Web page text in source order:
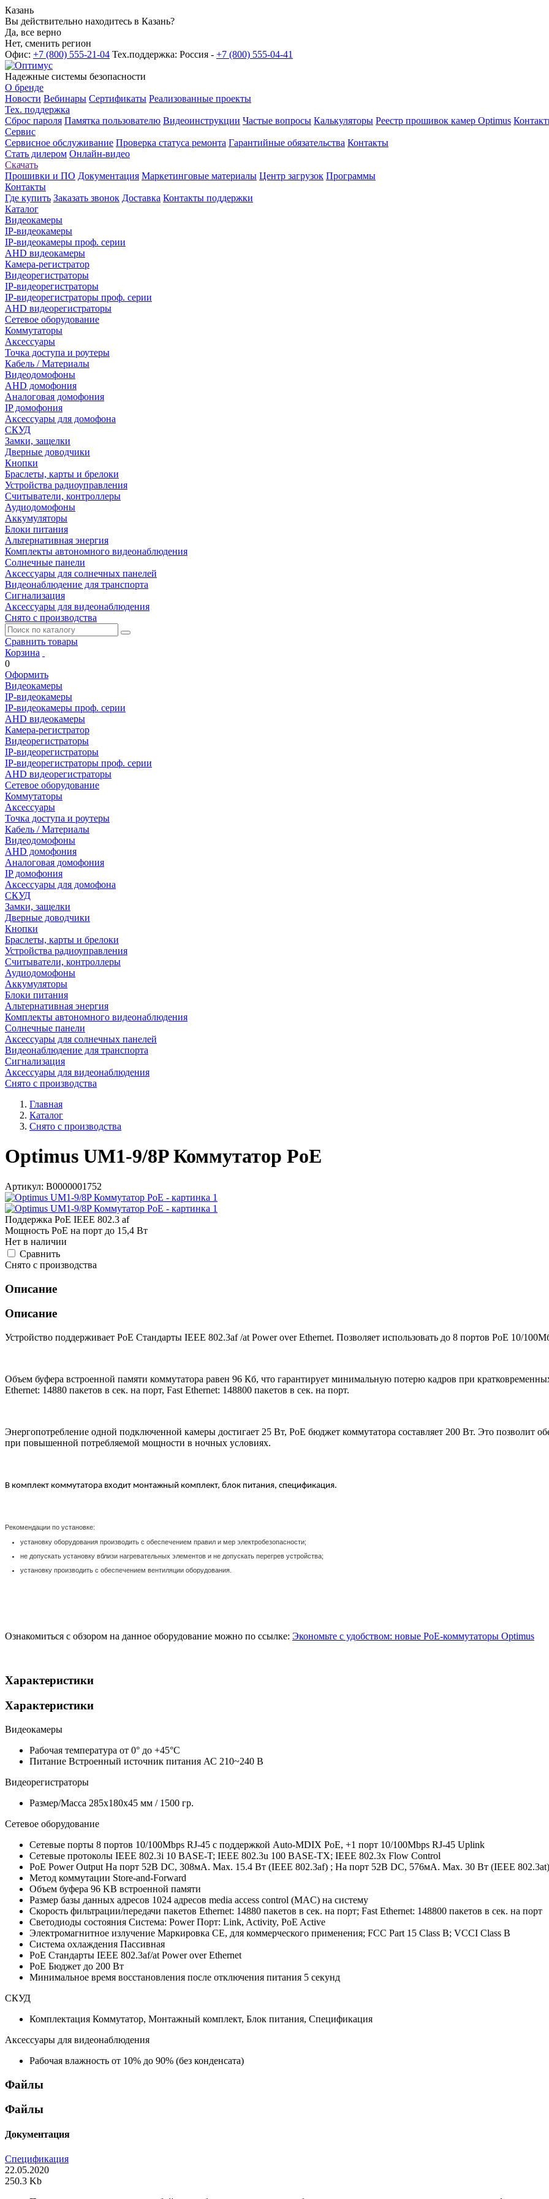
Казань
Вы действительно находитесь в Казань?
Да, все верно
Нет, сменить регион
Офис: +7 (800) 555-21-04 Тех.поддержка: Россия - +7 (800) 555-04-41
Надежные системы безопасности
О бренде
Новости Вебинары Сертификаты Реализованные проекты
Тех. поддержка
Сброс пароля Памятка пользователю Видеоинструкции Частые вопросы Калькуляторы Реестр прошивок камер Optimus
Сервис
Сервисное обслуживание Проверка статуса ремонта Гарантийные обязательства Контакты
Стать дилером Онлайн-видео
Скачать
Прошивки и ПО Документация Маркетинговые материалы Центр загрузок Программы
Контакты
Где купить Заказать звонок Доставка Контакты поддержки
Каталог
Видеокамеры
IP-видеокамеры
IP-видеокамеры проф. серии
AHD видеокамеры
Камера-регистратор
Видеорегистраторы
IP-видеорегистраторы
IP-видеорегистраторы проф. серии
AHD видеорегистраторы
Сетевое оборудование
Коммутаторы
Аксессуары
Точка доступа и роутеры
Кабель / Материалы
Видеодомофоны
AHD домофония
Аналоговая домофония
IP домофония
Аксессуары для домофона
СКУД
Замки, защелки
Дверные доводчики
Кнопки
Браслеты, карты и брелоки
Устройства радиоуправления
Считыватели, контроллеры
Аудиодомофоны
Аккумуляторы
Блоки питания
Альтернативная энергия
Комплекты автономного видеонаблюдения
Солнечные панели
Аксессуары для солнечных панелей
Видеонаблюдение для транспорта
Сигнализация
Аксессуары для видеонаблюдения
Снято с производства
Сравнить товары
Корзина
0
Оформить
Видеокамеры
IP-видеокамеры
IP-видеокамеры проф. серии
AHD видеокамеры
Камера-регистратор
Видеорегистраторы
IP-видеорегистраторы
IP-видеорегистраторы проф. серии
AHD видеорегистраторы
Сетевое оборудование
Коммутаторы
Аксессуары
Точка доступа и роутеры
Кабель / Материалы
Видеодомофоны
AHD домофония
Аналоговая домофония
IP домофония
Аксессуары для домофона
СКУД
Замки, защелки
Дверные доводчики
Кнопки
Браслеты, карты и брелоки
Устройства радиоуправления
Считыватели, контроллеры
Аудиодомофоны
Аккумуляторы
Блоки питания
Альтернативная энергия
Комплекты автономного видеонаблюдения
Солнечные панели
Аксессуары для солнечных панелей
Видеонаблюдение для транспорта
Сигнализация
Аксессуары для видеонаблюдения
Снято с производства
Главная
Каталог
Снято с производства
Optimus UM1-9/8P Коммутатор PoE
Артикул: В0000001752
Поддержка PoE IEEE 802.3 af
Мощность PoE на порт до 15,4 Вт
Нет в наличии
Cравнить
Снято с производства
Описание
Описание
Устройство поддерживает PoE Стандарты IEEE 802.3af /at Power over Ethernet. Позволяет использовать до 8 портов PoE 10/
Объем буфера встроенной памяти коммутатора равен 96 Кб, что гарантирует минимальную потерю кадров при
Ethernet: 14880 пакетов в сек. на порт, Fast Ethernet: 148800 пакетов в сек. на порт.
Энергопотребление одной подключенной камеры достигает 25 Вт, PoE бюджет коммутатора составляет 200 Вт. Это позволит
при повышенной потребляемой мощности в ночных условиях.
В комплект коммутатора входит монтажный комплект, блок питания, спецификация.
Рекомендации по установке:
установку оборудования производить с обеспечением правил и мер электробезопасности;
не допускать установку вблизи нагревательных элементов и не допускать перегрев устройства;
установку производить с обеспечением вентиляции оборудования.
Ознакомиться с обзором на данное оборудование можно по ссылке: Экономьте с удобством: новые PoE-коммутаторы Optimus
Характеристики
Характеристики
Видеокамеры
Рабочая температура от 0° до +45°C
Питание Встроенный источник питания АС 210~240 В
Видеорегистраторы
Размер/Масса 285x180x45 мм / 1500 гр.
Сетевое оборудование
Сетевые порты 8 портов 10/100Mbps RJ-45 с поддержкой Auto-MDIX PoE, +1 порт 10/100Mbps RJ-45 Uplink
Сетевые протоколы IEEE 802.3i 10 BASE-T; IEEE 802.3u 100 BASE-TX; IEEE 802.3x Flow Control
PoE Power Output На порт 52В DC, 308мА. Max. 15.4 Вт (IEEE 802.3af) ; На порт 52В DC, 576мА. Max. 30 Вт (IEEE 802.3at)
Метод коммутации Store-and-Forward
Объем буфера 96 KB встроенной памяти
Размер базы данных адресов 1024 адресов media access control (MAC) на систему
Скорость фильтрации/передачи пакетов Ethernet: 14880 пакетов в сек. на порт; Fast Ethernet: 148800 пакетов в сек. на порт
Светодиоды состояния Система: Power Порт: Link, Activity, PoE Active
Электромагнитное излучение Маркировка CE, для коммерческого применения; FCC Part 15 Class B; VCCI Class B
Система охлаждения Пассивная
PoE Стандарты IEEE 802.3af/at Power over Ethernet
PoE Бюджет до 200 Вт
Минимальное время восстановления после отключения питания 5 секунд
СКУД
Комплектация Коммутатор, Монтажный комплект, Блок питания, Спецификация
Аксессуары для видеонаблюдения
Рабочая влажность от 10% до 90% (без конденсата)
Файлы
Файлы
Документация
Спецификация
22.05.2020
250.3 Kb